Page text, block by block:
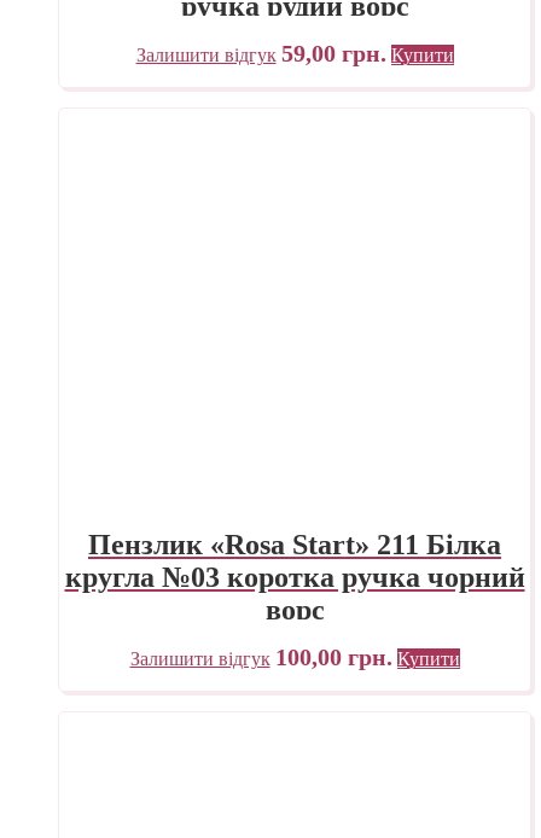
Залишити відгук 59,00 грн. Купити
Пензлик «Rosa Start» 211 Білка
кругла №03 коротка ручка чорний
ворс
Залишити відгук 100,00 грн. Купити